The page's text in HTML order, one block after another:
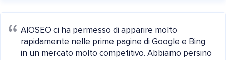
AIOSEO ci ha permesso di apparire molto
rapidamente nelle prime pagine di Google e Bing
in un mercato molto competitivo. Abbiamo persino